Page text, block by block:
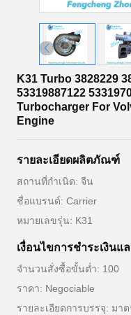
K31 Turbo 3828229
53319887122
Turbocharger For
Engine
รายละเอียดผลิตภัณฑ์
สถานที่กำเนิด: จีน
ชื่อแบรนด์: Carrier
หมายเลขรุ่น: K31
เงื่อนไขการชำระเงินแ
จำนวนสั่งซื้อขั้นต่ำ: 100
ราคา: Negociable
รายละเอียดการบรรจุ: มา